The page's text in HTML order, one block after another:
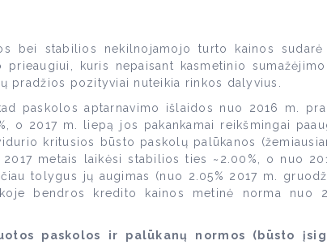
bei stabilios nekilnojamojo turto kainos sudarė
prieaugiui, kuris nepaisant kasmetinio
pradžios pozityviai nuteikia rinkos dalyvius.
paskolos aptarnavimo išlaidos nuo 2016 m.
o 2017 m. liepą jos pakankamai reikšmingai
kritusios būsto paskolų palūkanos
metais laikėsi stabilios ties ~2.00%, o nuo
tolygus jų augimas (nuo 2.05% 2017 m.
bendros kredito kainos metinė norma nuo
paskolos ir palūkanų normos (būsto